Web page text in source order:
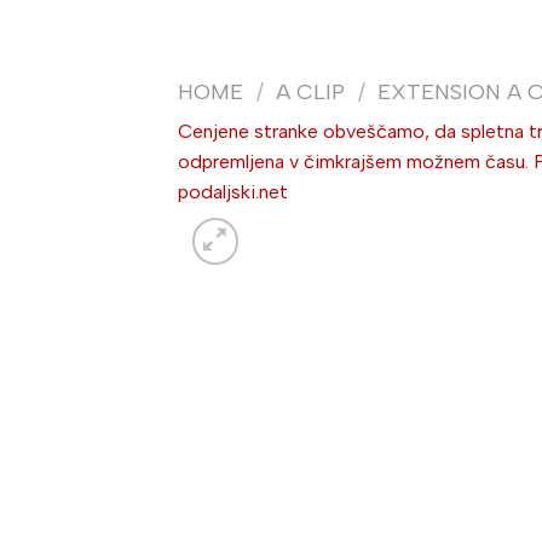
HOME / A CLIP / EXTENSION A
Cenjene stranke obveščamo, da spletna
odpremljena v čimkrajšem možnem
podaljski.net